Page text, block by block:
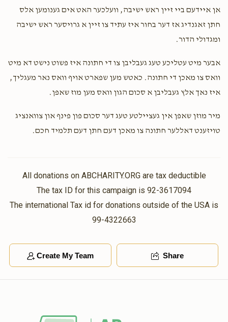
אן איידעם ביי זיין ראש ישיבה, וועלכער האט אים גענומען אלס
חתן זאגנדיג אז דער בחור איז עתיד צו זיין א גרויסער ראש ישיבה
ומגדולי הדור.
אבער מיט עטליכע טעג געבליבן צו די חתונה איז פשוט נישט דא מיט
וואס צו מאכן די חתונה. כאטש מען שפארט אויף וואס נאר מעגליך,
איז נאך אלץ געבליבן א סכום הגון וואס מען מוז שאפן.
מיר מוזן שאפן אין געציילטע טעג דער סכום פון פינף און צוואנציג
טויזענט דאללער חתונה צו מאכן דעם חתן דעם תלמיד חכם.
All donations on ABCHARITY.ORG are tax deductible
The tax ID for this campaign is 92-3617094
The international Tax id for donations outside of the USA is
99-4322663
Create My Team Share